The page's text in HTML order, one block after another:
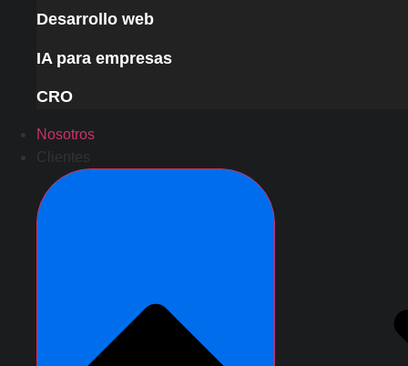
Desarrollo web
IA para empresas
CRO
Nosotros
Clientes